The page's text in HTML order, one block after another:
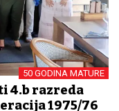
50 GODINA MATURE
4.b razreda
1975/76